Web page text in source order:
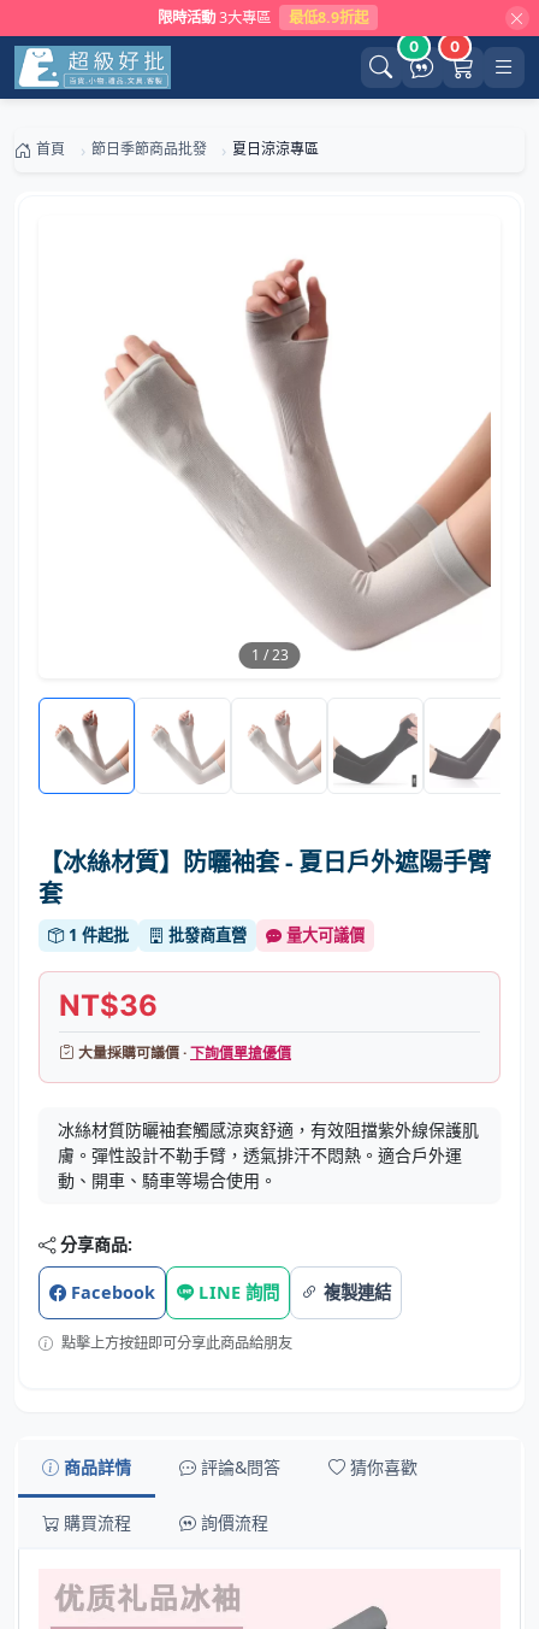
限時活動 3大專區 最低8.9折起
0 0
首頁 節日季節商品批發 夏日涼涼專區
1 /23
【冰絲材質】防曬袖套 - 夏日戶外遮陽手臂
套
1 件起批 批發商直營 量大可議價
NT$36
大量採購可議價 ·下詢價單搶優價
冰絲材質防曬袖套觸感涼爽舒適，有效阻擋紫外線保護肌
膚。彈性設計不勒手臂，透氣排汗不悶熱。適合戶外運
動、開車、騎車等場合使用。
分享商品:
Facebook LINE 詢問 複製連結
點擊上方按鈕即可分享此商品給朋友
商品詳情 評論&問答 猜你喜歡
購買流程 詢價流程